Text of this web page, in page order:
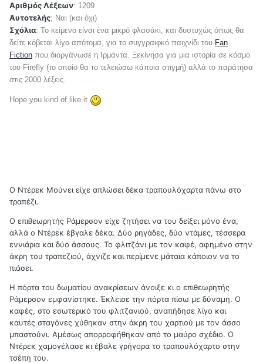
Αριθμός Λέξεων: 1209
Αυτοτελής; Ναι (και όχι)
Σχόλια: Το κείμενο είναι ένα μικρό φλασάκι, και δυστυχώς όπως θα
δείτε κόβεται λίγο απότομα, για το συγγραιφκό παιχνίδι του Fan
Fiction που διοργάνωσε η Ιρμάντα. Ξεκίνησα για μια ιστορία σε κόσμο
του Firefly (το οποίο θα το τελειώσω κάποια στιγμή) αλλά το παράτησα
στις 2000 λέξεις.
Hope you kind of like it
Ο Ντέρεκ Μούνει είχε απλώσει δέκα τραπουλόχαρτα πάνω στο
τραπέζι.
Ο επιθεωρητής Ράμερσον είχε ζητήσει να του δείξει μόνο ένα,
αλλά ο Ντέρεκ έβγαλε δέκα. Δύο ρηγάδες, δύο ντάμες, τέσσερα
εννιάρια και δύο άσσους. Το φλιτζάνι με τον καφέ, αφημένο στην
άκρη του τραπεζιού, άχνιζε και περίμενε μάταια κάποιον να το
πιάσει.
Η πόρτα του δωματίου ανακρίσεων άνοιξε κι ο επιθεωρητής
Ράμερσον εμφανίστηκε. Έκλεισε την πόρτα πίσω με δύναμη. Ο
καφές, στο εσωτερικό του φλιτζανιού, αναπήδησε λίγο και
καυτές σταγόνες χύθηκαν στην άκρη του χαρτιού με τον άσσο
μπαστούνι. Αμέσως απορροφήθηκαν από το μαύρο σχέδιο. Ο
Ντέρεκ χαμογέλασε κι έβαλε γρήγορα το τραπουλόχαρτο στην
τσέπη του.